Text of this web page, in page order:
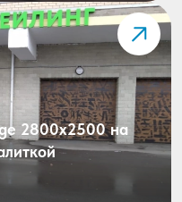
2800х2500 на